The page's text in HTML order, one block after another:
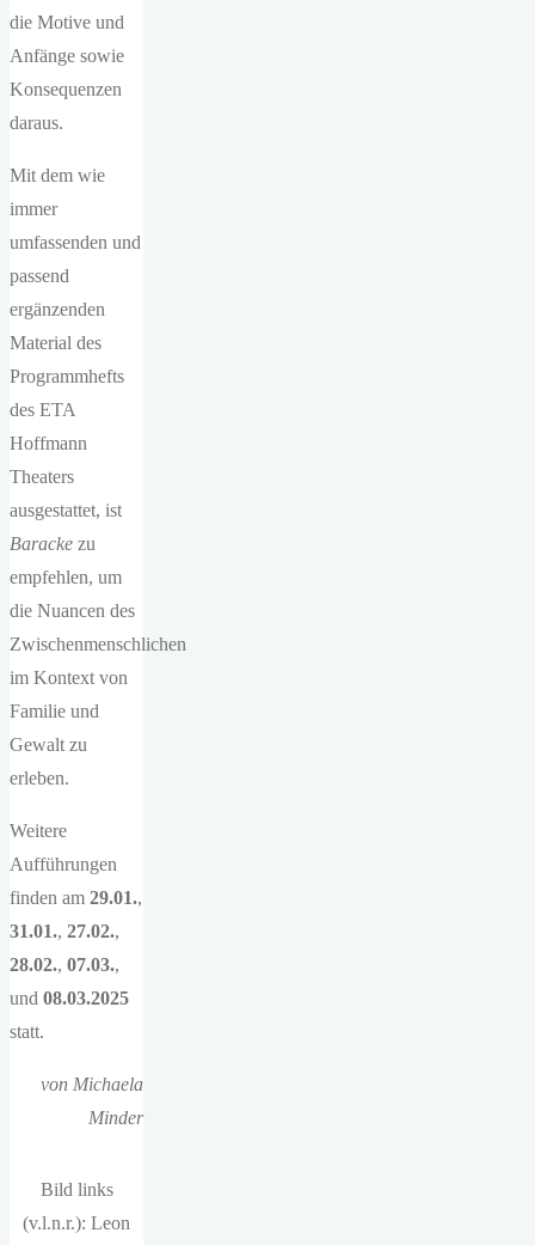
die Motive und
Anfänge sowie
Konsequenzen
daraus.
Mit dem wie
immer
umfassenden und
passend
ergänzenden
Material des
Programmhefts
des ETA
Hoffmann
Theaters
ausgestattet, ist
Baracke zu
empfehlen, um
die Nuancen des
Zwischenmenschlichen
im Kontext von
Familie und
Gewalt zu
erleben.
Weitere
Aufführungen
finden am 29.01.,
31.01., 27.02.,
28.02., 07.03.,
und 08.03.2025
statt.
von Michaela
Minder
Bild links
(v.l.n.r.): Leon